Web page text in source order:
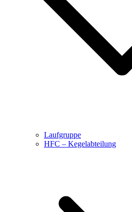
Laufgruppe
HFC – Kegelabteilung